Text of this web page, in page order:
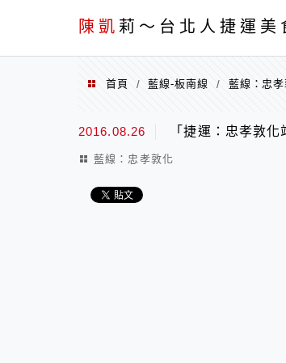
陳凱 莉～台北人捷運美
menu
首頁 / 藍線-板南線 / 藍線：忠
2016.08.26 「捷運：忠孝敦
藍線：忠孝敦化